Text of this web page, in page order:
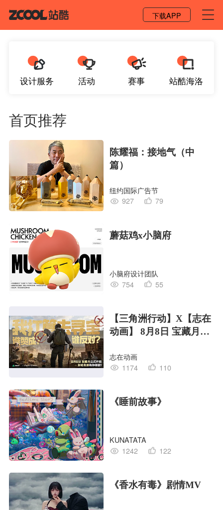
下载APP
设计服务 活动 赛事 站酷海洛
首页推荐
陈耀福：接地气（中
篇）
纽约国际广告节
927
79
蘑菇鸡x小脑府
小脑府设计团队
754
55
【三角洲行动】X【志在
动画】 8月8日 宝藏月宣
志在动画
1174
110
《睡前故事》
KUNATATA
1242
122
《香水有毒》剧情MV